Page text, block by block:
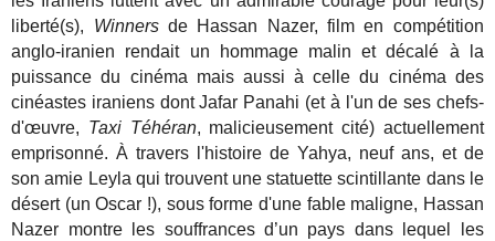
liberté(s), Winnersde Hassan Nazer, film en compétition
anglo-iranien rendait un hommage malin et décalé à la
puissance du cinéma mais aussi à celle du cinéma des
cinéastes iraniens dont Jafar Panahi (et à l'un de ses chefs-
d'œuvre, Taxi Téhéran, malicieusement cité) actuellement
emprisonné. À travers l'histoire de Yahya, neuf ans, et de
son amie Leyla qui trouvent une statuette scintillante dans le
désert (un Oscar !), sous forme d'une fable maligne, Hassan
Nazer montre les souffrances d’un pays dans lequel les